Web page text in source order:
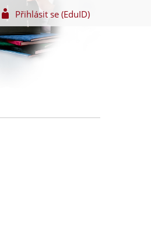
Přihlásit se (EduID)